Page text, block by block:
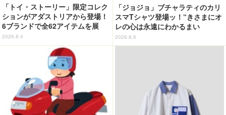
「トイ・ストーリー」限定コレク
ションがアダストリアから登場！
6ブランドで全62アイテムを展
開 店舗で購入するとオリジナル
マグネットをプレゼント☆
2026.8.4
「ジョジョ」ブチャラティのカリ
スマTシャツ登場ッ！“きさまにオ
レの心は永遠にわかるまい
ッ！”や感動のクライマックスを
デザイン
2026.8.6